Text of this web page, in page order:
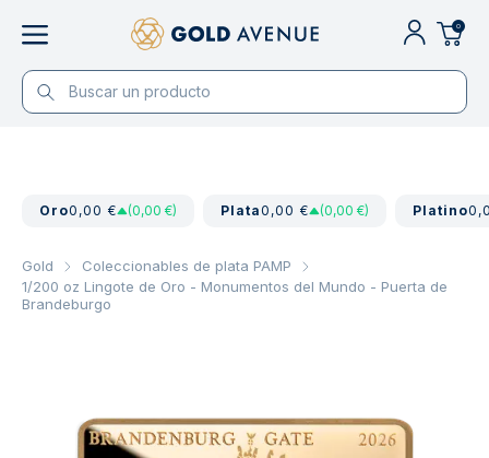
0
Oro0,00 € (0,00 €) Plata0,00 € (0,00 €) Platino
Gold
Coleccionables de plata PAMP
1/200 oz Lingote de Oro - Monumentos del Mundo - Puerta de
Brandeburgo